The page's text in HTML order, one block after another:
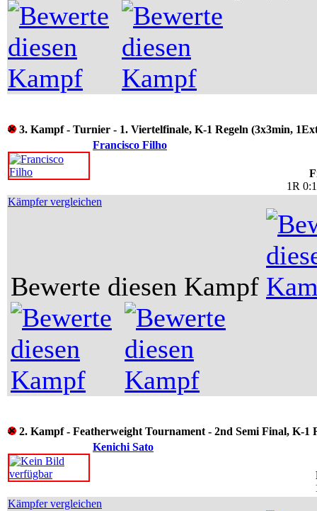
3. Kampf - Turnier - 1. Viertelfinale, K-1 Regeln (3x3min,
Francisco Filho
1R
Kämpfer vergleichen
Bewerte diesen Kampf
2. Kampf - Featherweight Tournament - 2nd Semi Final, K-1
Kenichi Sato
Kämpfer vergleichen